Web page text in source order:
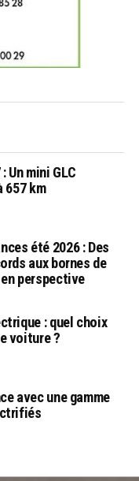
Un mini GLC
657 km
été 2026 : Des
aux bornes de
perspective
: quel choix
voiture ?
avec une gamme